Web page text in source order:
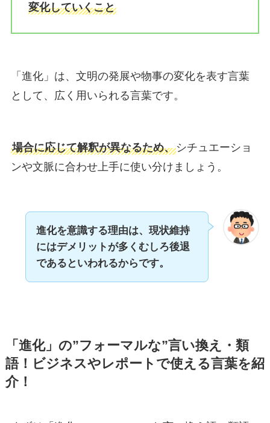
変化していくこと
「進化」は、文明の発展や物事の変化を表す言葉
として、広く用いられる言葉です。
場合に応じて解釈が異なるため、シチュエーショ
ンや文脈に合わせ上手に使い分けましょう。
進化を意識する理由は、現状維持
にはデメリットが多くむしろ後退
であるといわれるからです。
「進化」の”フォーマルな”言い換え・類
語！ビジネスやレポートで使える言葉を紹
介！